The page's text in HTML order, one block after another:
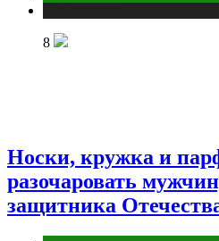
8
Носки, кружка и
разочаровать
защитника